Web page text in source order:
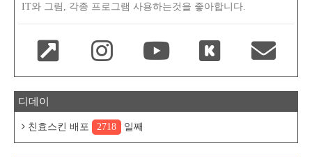
IT와 그림, 각종 프로그램 사용하는것을 좋아합니다.
디데이
친효스킨 배포 2718 일째